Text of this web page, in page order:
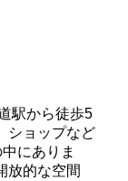
駅から徒歩5
ショップなど
にありま
放的な空間